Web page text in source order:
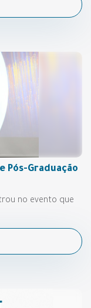
Pós-Graduação
no evento que